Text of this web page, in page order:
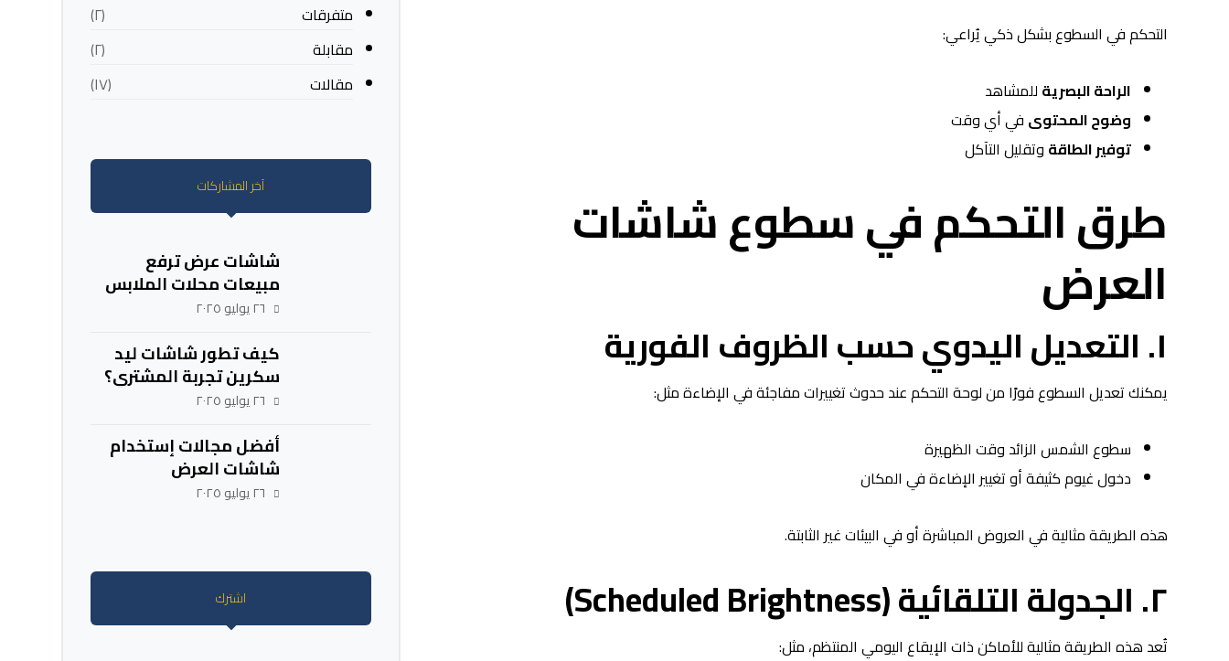
التحكم في السطوع بشكل ذكي يُراعي:
الراحة البصرية للمشاهد
وضوح المحتوى في أي وقت
توفير الطاقة وتقليل التآكل
طرق التحكم في سطوع شاشات
العرض
١. التعديل اليدوي حسب الظروف الفورية
يمكنك تعديل السطوع فورًا من لوحة التحكم عند حدوث تغييرات مفاجئة في الإضاءة مثل:
سطوع الشمس الزائد وقت الظهيرة
دخول غيوم كثيفة أو تغيير الإضاءة في المكان
هذه الطريقة مثالية في العروض المباشرة أو في البيئات غير الثابتة.
٢. الجدولة التلقائية (Scheduled Brightness)
تُعد هذه الطريقة مثالية للأماكن ذات الإيقاع اليومي المنتظم، مثل:
متفرقات
(٢)
مقابلة
(٢)
مقالات
(١٧)
آخر المشاركات
شاشات عرض ترفع
مبيعات محلات الملابس
٢٦ يوليو ٢٠٢٥
كيف تطور شاشات ليد
سكرين تجربة المشتري؟
٢٦ يوليو ٢٠٢٥
أفضل مجالات إستخدام
شاشات العرض
الإلكترونية والإعلانية
٢٦ يوليو ٢٠٢٥
اشترك